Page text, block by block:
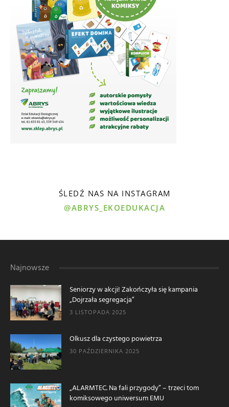
ŚLEDŹ NAS NA INSTAGRAM
@ABRYS_EKOEDUKACJA
Najnowsze
Seniorzy w akcji! Zakończyła się kampania
„Dojrzała segregacja”
3 LISTOPADA 2025
Olkusz dla czystego powietrza
30 PAŹDZIERNIKA 2025
„ALARMTEC. Na fali przygody” – trzeci tom
komiksowego uniwersum EMU